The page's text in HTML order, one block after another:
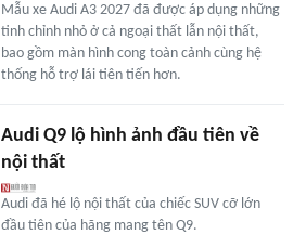
Mẫu xe Audi A3 2027 đã được áp dụng những
tinh chỉnh nhỏ ở cả ngoại thất lẫn nội thất,
bao gồm màn hình cong toàn cảnh cùng hệ
thống hỗ trợ lái tiên tiến hơn.
Audi Q9 lộ hình ảnh đầu tiên về
nội thất
Audi đã hé lộ nội thất của chiếc SUV cỡ lớn
đầu tiên của hãng mang tên Q9.